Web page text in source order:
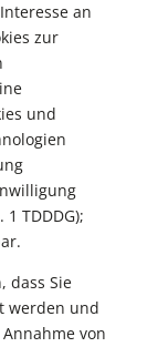
an
zur
und
TDDDG);
dass Sie
werden und
von